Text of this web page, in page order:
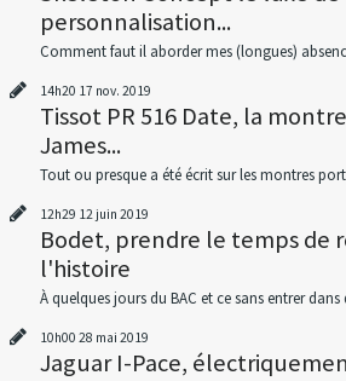
personnalisation...
Comment faut il aborder mes (longues)
14h20 17 nov. 2019
Tissot PR 516 Date, la
James...
Tout ou presque a été écrit sur les montres
12h29 12 juin 2019
Bodet, prendre le temps de
l'histoire
À quelques jours du BAC et ce sans entrer dans
10h00 28 mai 2019
Jaguar I-Pace,